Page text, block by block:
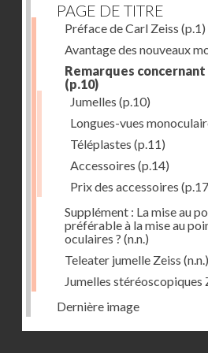
PAGE DE TITRE
Préface de Carl Zeiss (p.1)
Avantage des nouveaux
Remarques
(p.10)
Jumelles (p.10)
Longues-vues
Téléplastes (p.11)
Accessoires (p.14)
Prix des accessoires
Supplément : La mise au
préférable à la mise au
oculaires ? (n.n.)
Teleater jumelle Zeiss (n.n.)
Jumelles stéréoscopiques
Dernière image